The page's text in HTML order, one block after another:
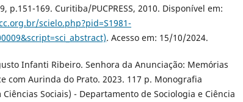
p.151-169. Curitiba/PUCPRESS, 2010. Disponível em:
scielo.php?pid=S1981-
. Acesso em: 15/10/2024.
Infanti Ribeiro. Senhora da Anunciação: Memórias
com Aurinda do Prato. 2023. 117 p. Monografia
Ciências Sociais) - Departamento de Sociologia e Ciência